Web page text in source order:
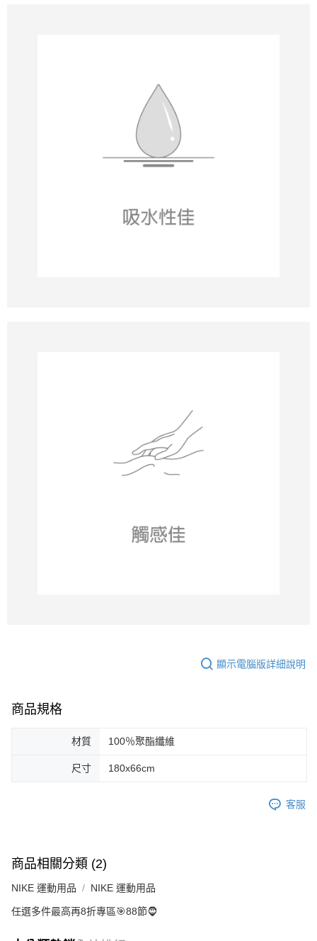
顯示電腦版詳細說明
商品規格
材質 100％聚酯纖維
尺寸 180x66cm
客服
商品相關分類 (2)
NIKE 運動用品 NIKE 運動用品
任選多件最高再8折專區🎯88節🧔